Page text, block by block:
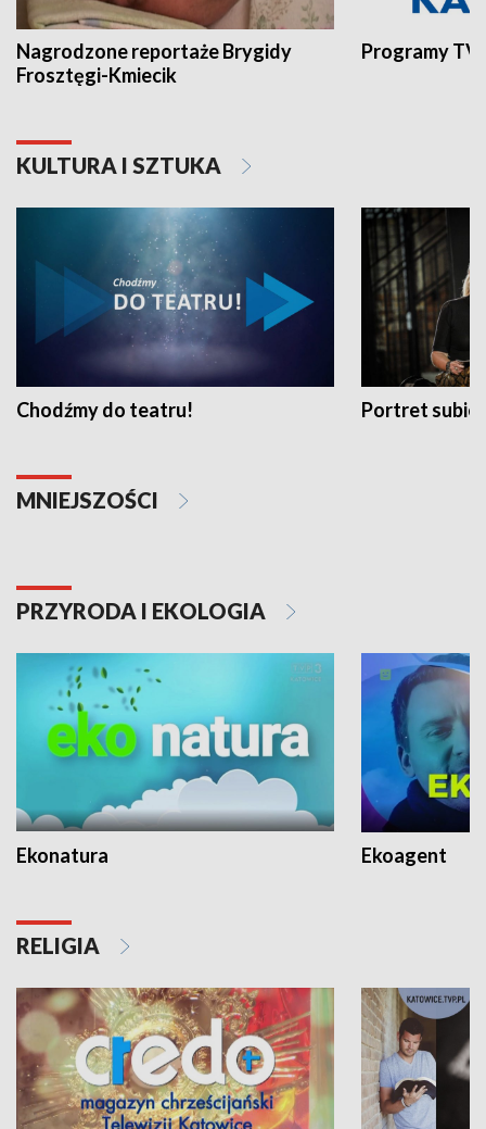
Nagrodzone reportaże Brygidy
Frosztęgi-Kmiecik
Programy
KULTURA I SZTUKA
Chodźmy do teatru! Portret
MNIEJSZOŚCI
PRZYRODA I EKOLOGIA
Ekonatura Ekoagent
RELIGIA